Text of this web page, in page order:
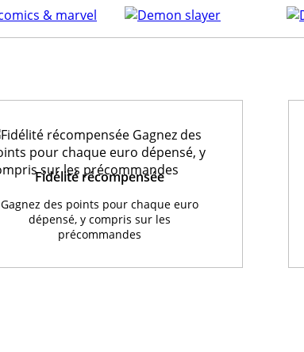
Fidélité récompensée
Gagnez des points pour chaque euro
dépensé, y compris sur les
précommandes